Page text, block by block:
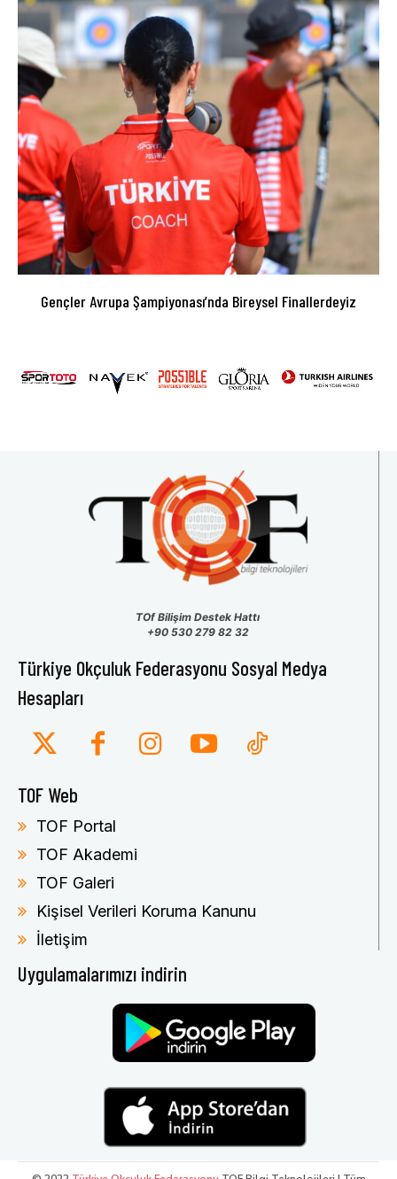
Gençler Avrupa Şampiyonası’nda Bireysel Finallerdeyiz
TOf Bilişim Destek Hattı
+90 530 279 82 32
Türkiye Okçuluk Federasyonu Sosyal Medya
Hesapları
TOF Web
TOF Portal
TOF Akademi
TOF Galeri
Kişisel Verileri Koruma Kanunu
İletişim
Uygulamalarımızı indirin